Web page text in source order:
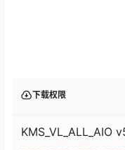
下载权限
KMS_VL_ALL_AIO